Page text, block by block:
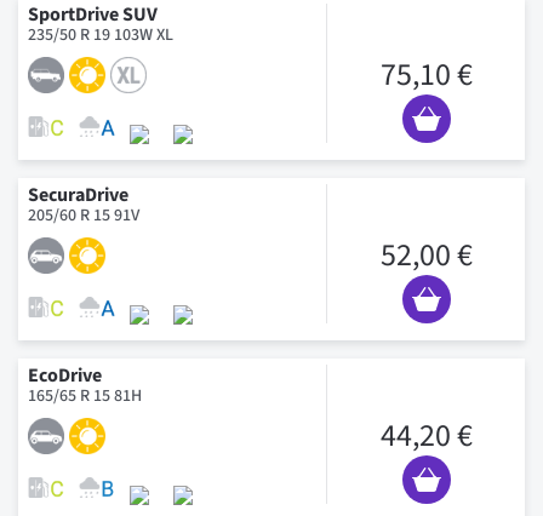
SportDrive SUV
235/50 R 19 103W XL
75,10 €
SecuraDrive
205/60 R 15 91V
52,00 €
EcoDrive
165/65 R 15 81H
44,20 €